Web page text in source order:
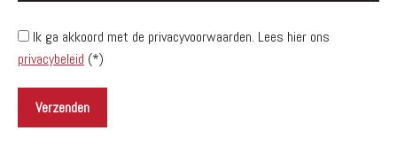
Ik ga akkoord met de privacyvoorwaarden. Lees hier ons
privacybeleid (*)